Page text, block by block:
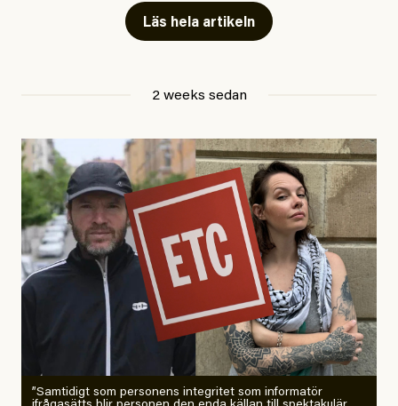
Läs hela artikeln
2 weeks sedan
”Samtidigt som personens integritet som informatör